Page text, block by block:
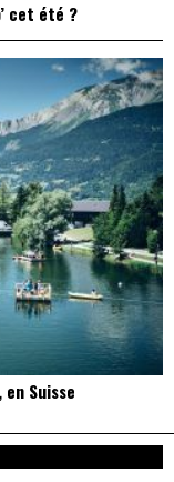
cet été ?
Suisse